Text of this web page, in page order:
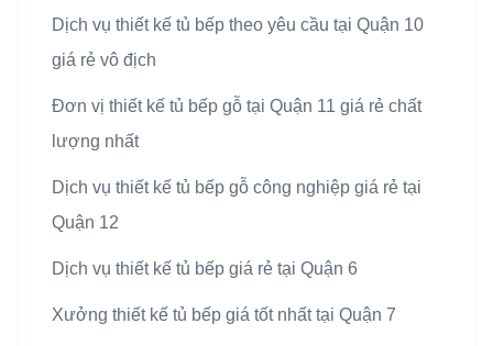
Dịch vụ thiết kế tủ bếp theo yêu cầu tại Quận 10
giá rẻ vô địch
Đơn vị thiết kế tủ bếp gỗ tại Quận 11 giá rẻ chất
lượng nhất
Dịch vụ thiết kế tủ bếp gỗ công nghiệp giá rẻ tại
Quận 12
Dịch vụ thiết kế tủ bếp giá rẻ tại Quận 6
Xưởng thiết kế tủ bếp giá tốt nhất tại Quận 7